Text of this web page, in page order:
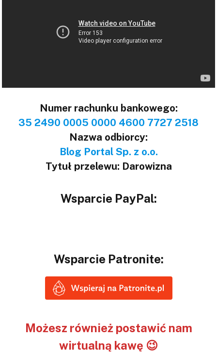
Numer rachunku bankowego:
35 2490 0005 0000 4600 7727 2518
Nazwa odbiorcy:
Blog Portal Sp. z o.o.
Tytuł przelewu: Darowizna
Wsparcie PayPal:
Wsparcie Patronite:
Możesz również postawić nam
wirtualną kawę 😉